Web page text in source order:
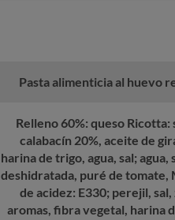
Pasta alimenticia al huevo
Relleno 60%: queso
calabacín 20%, aceite de
harina de trigo, agua, sal;
deshidratada, puré de
de acidez: E330; perejil,
aromas, fibra vegetal, harina